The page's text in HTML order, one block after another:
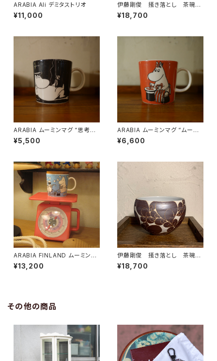
ARABIA Ali デミタストリオ
¥11,000
伊藤剛俊 掻き落とし 茶碗
白
¥18,700
ARABIA ムーミンマグ “思考中
のムーミンパパ”
¥5,500
ARABIA ムーミンマグ “ムーミ
ンママとベリー”
¥6,600
ARABIA FINLAND ムーミン廃
盤マグ
¥13,200
伊藤剛俊 掻き落とし 茶碗
茶色
¥18,700
その他の商品